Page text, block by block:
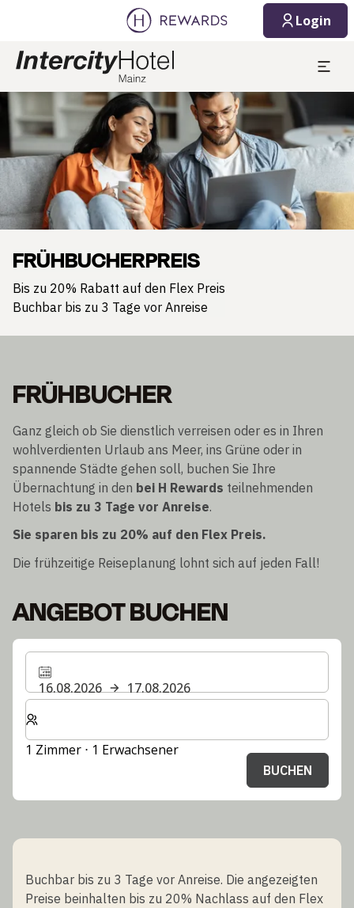
Login
Dia 1 von 1
FRÜHBUCHERPREIS
Bis zu 20% Rabatt auf den Flex Preis
Buchbar bis zu 3 Tage vor Anreise
FRÜHBUCHER
Ganz gleich ob Sie dienstlich verreisen oder es in Ihren
wohlverdienten Urlaub ans Meer, ins Grüne oder in
spannende Städte gehen soll, buchen Sie Ihre
Übernachtung in den bei H Rewards teilnehmenden
Hotels bis zu 3 Tage vor Anreise.
Sie sparen bis zu 20% auf den Flex Preis.
Die frühzeitige Reiseplanung lohnt sich auf jeden Fall!
ANGEBOT BUCHEN
16.08.2026
17.08.2026
Wählen Sie die Anzahl der Zimmer und Gäste für Ihren
1 Zimmer ⋅ 1 Erwachsener
BUCHEN
Buchbar bis zu 3 Tage vor Anreise. Die angezeigten
Preise beinhalten bis zu 20% Nachlass auf den Flex